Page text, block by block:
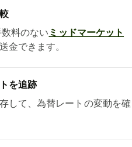
料のない ミッドマーケット
金できます。
を追跡
して、為替レートの変動を確